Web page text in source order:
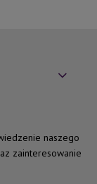
naszego
zainteresowanie